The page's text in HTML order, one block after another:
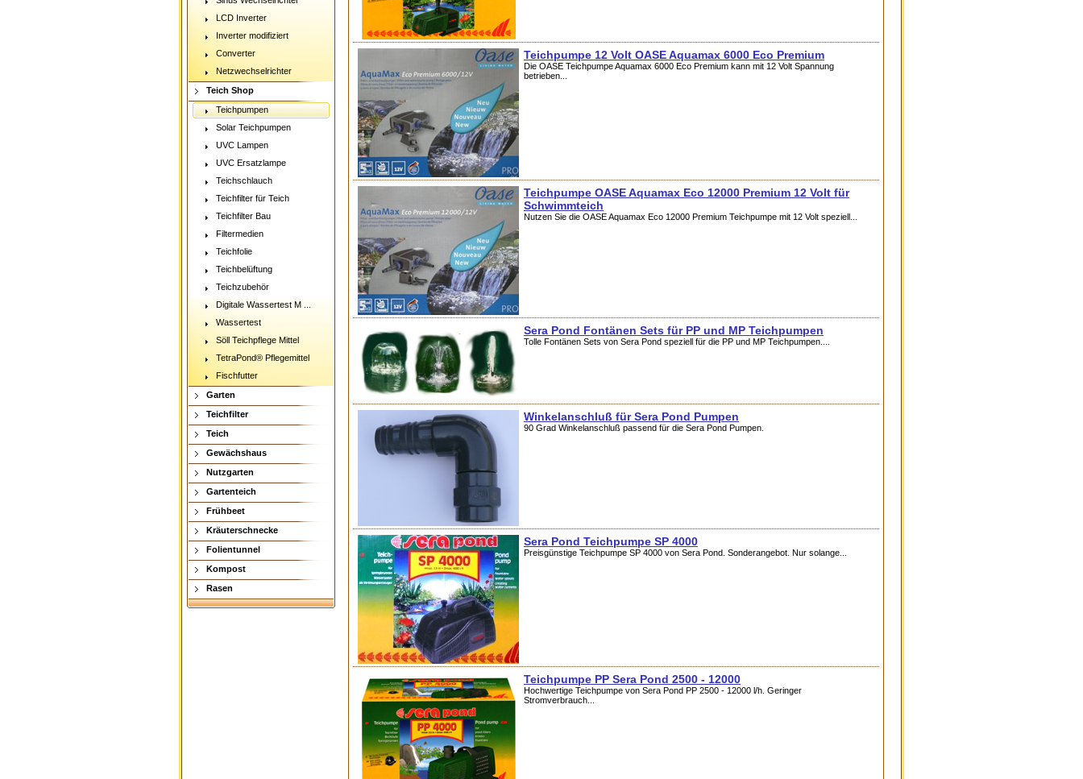
LCD Inverter
Inverter modifiziert
Converter
Netzwechselrichter
Teich Shop
Teichpumpen
Solar Teichpumpen
UVC Lampen
UVC Ersatzlampe
Teichschlauch
Teichfilter für Teich
Teichfilter Bau
Filtermedien
Teichfolie
Teichbelüftung
Teichzubehör
Digitale Wassertest M ...
Wassertest
Söll Teichpflege Mittel
TetraPond® Pflegemittel
Fischfutter
Garten
Teichfilter
Teich
Gewächshaus
Nutzgarten
Gartenteich
Frühbeet
Kräuterschnecke
Folientunnel
Kompost
Rasen
Teichpumpe 12 Volt OASE Aquamax 6000 Eco Premium
Die OASE Teichpumpe Aquamax 6000 Eco Premium kann mit 12 Volt Spannung
betrieben...
Teichpumpe OASE Aquamax Eco 12000 Premium 12 Volt für
Schwimmteich
Nutzen Sie die OASE Aquamax Eco 12000 Premium Teichpumpe mit 12 Volt speziell...
Sera Pond Fontänen Sets für PP und MP Teichpumpen
Tolle Fontänen Sets von Sera Pond speziell für die PP und MP Teichpumpen....
Winkelanschluß für Sera Pond Pumpen
90 Grad Winkelanschluß passend für die Sera Pond Pumpen.
Sera Pond Teichpumpe SP 4000
Preisgünstige Teichpumpe SP 4000 von Sera Pond. Sonderangebot. Nur solange...
Teichpumpe PP Sera Pond 2500 - 12000
Hochwertige Teichpumpe von Sera Pond PP 2500 - 12000 l/h. Geringer
Stromverbrauch...